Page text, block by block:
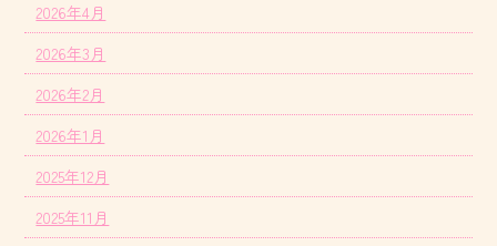
2026年4月
2026年3月
2026年2月
2026年1月
2025年12月
2025年11月